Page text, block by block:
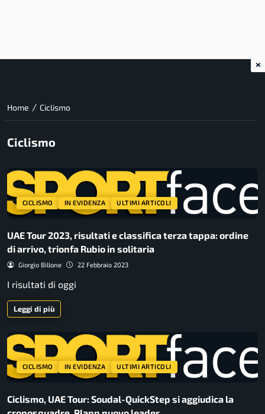
Home / Ciclismo
Ciclismo
CICLISMO IN EVIDENZA ULTIMI ARTICOLI
UAE Tour 2023, risultati e classifica terza tappa: ordine
di arrivo, trionfa Rubio in solitaria
Giorgio Billone 22 Febbraio 2023
I risultati di oggi
Leggi di più
CICLISMO IN EVIDENZA ULTIMI ARTICOLI
Ciclismo, UAE Tour: Soudal-QuickStep si aggiudica la
×